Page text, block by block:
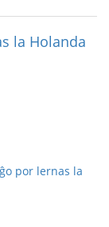
la Holanda
por lernas la